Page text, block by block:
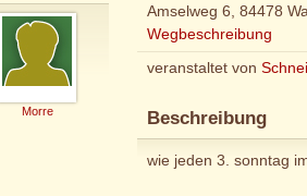
Morre
Amselweg 6, 84478
Wegbeschreibung
veranstaltet von
Beschreibung
wie jeden 3. sonntag